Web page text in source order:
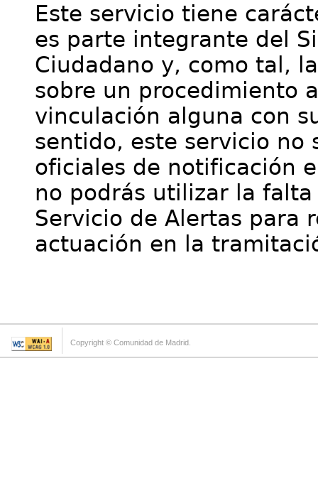
Este servicio tiene
es parte integrante del
Ciudadano y, como tal,
sobre un procedimiento
vinculación alguna con
sentido, este servicio no
oficiales de notificación
no podrás utilizar la
Servicio de Alertas para
actuación en la
Copyright © Comunidad de Madrid.